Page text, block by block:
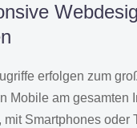
erfolgen zum
Mobile am gesamten
mit Smartphones oder